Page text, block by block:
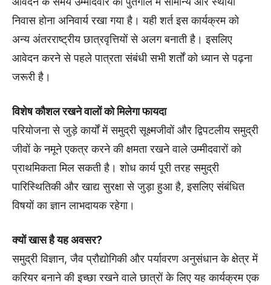
निवास होना अनिवार्य रखा गया है। यही शर्त इस कार्यक्रम को
अन्य अंतरराष्ट्रीय छात्रवृत्तियों से अलग बनाती है। इसलिए
आवेदन करने से पहले पात्रता संबंधी सभी शर्तों को ध्यान से पढ़ना
जरूरी है।
विशेष कौशल रखने वालों को मिलेगा फायदा
परियोजना से जुड़े कार्यों में समुद्री सूक्ष्मजीवों और द्विपटलीय समुद्री
जीवों के नमूने एकत्र करने की क्षमता रखने वाले उम्मीदवारों को
प्राथमिकता मिल सकती है। शोध कार्य पूरी तरह समुद्री
पारिस्थितिकी और खाद्य सुरक्षा से जुड़ा हुआ है, इसलिए संबंधित
विषयों का ज्ञान लाभदायक रहेगा।
क्यों खास है यह अवसर?
समुद्री विज्ञान, जैव प्रौद्योगिकी और पर्यावरण अनुसंधान के क्षेत्र में
करियर बनाने की इच्छा रखने वाले छात्रों के लिए यह कार्यक्रम एक